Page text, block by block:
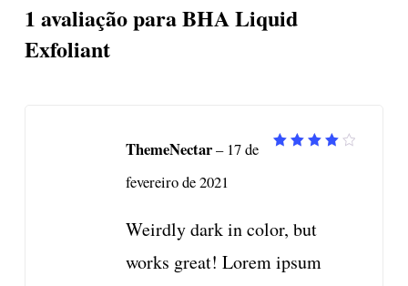
1 avaliação paraBHA Liquid
Exfoliant
ThemeNectar– 17 de
fevereiro de 2021
Weirdly dark in color, but
works great! Lorem ipsum